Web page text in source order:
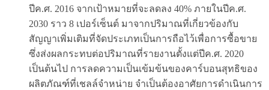
ปีค.ศ. 2016 จากเป้าหมายที่จะลดลง 40% ภายในปีค.ศ.
2030 ราว 8 เปอร์เซ็นต์ มาจากปริมาณที่เกี่ยวข้องกับ
สัญญาเพิ่มเติมที่จัดประเภทเป็นการถือไว้เพื่อการซื้อขาย
ซึ่งส่งผลกระทบต่อปริมาณที่รายงานตั้งแต่ปีค.ศ. 2020
เป็นต้นไป การลดความเป็นเข้มข้นของคาร์บอนสุทธิของ
ผลิตภัณฑ์ที่เชลล์จำหน่าย จำเป็นต้องอาศัยการดำเนินการ